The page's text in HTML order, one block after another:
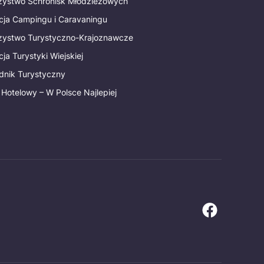
Campingu i Caravaningu
Turystyczno-Krajoznawcze
Turystyki Wiejskiej
Turystyczny
– W Polsce Najlepiej